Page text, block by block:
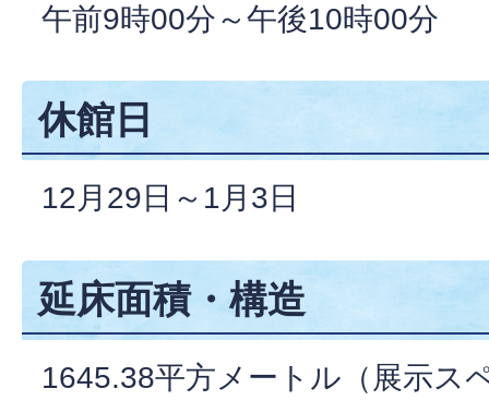
午前9時00分～午後10時00分
休館日
12月29日～1月3日
延床面積・構造
1645.38平方メートル（展示ス